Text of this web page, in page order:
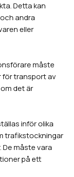
Detta kan
andra
eller
måste
för transport av
det är
inför olika
trafikstockningar
måste vara
på ett